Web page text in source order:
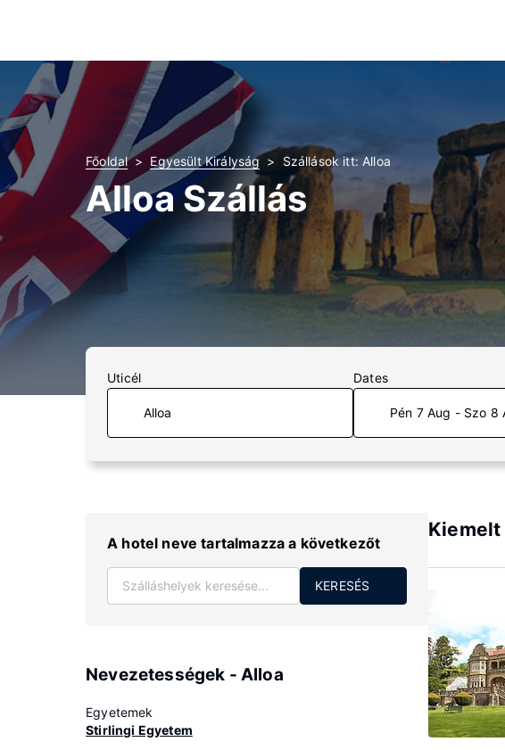
Főoldal Egyesült Királyság Szállások itt: Alloa
Alloa Szállás
Uticél Dates
Pén 7 Aug - Szo 8
A hotel neve tartalmazza a következőt
KERESÉS
Nevezetességek - Alloa
Egyetemek
Stirlingi Egyetem
Kiemelt